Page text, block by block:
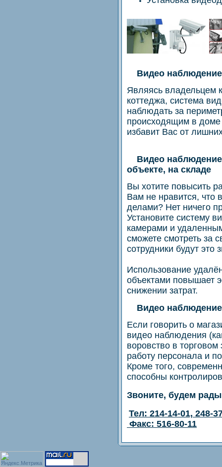
Видео наблюдение
Являясь владельцем
коттеджа, система
наблюдать за
происходящим в
избавит Вас от
Видео наблюдение
объекте, на складе
Вы хотите повысить
Вам не нравится, что
делами? Нет ничего
Установите систему
камерами и
сможете смотреть за
сотрудники будут это
Использование
объектами повышает
снижении затрат.
Видео наблюдение
Если говорить о
видео наблюдения
воровство в
работу персонала и
Кроме того,
способны
Звоните, будем
Тел: 214-14-01, 248-
Факс: 516-80-11